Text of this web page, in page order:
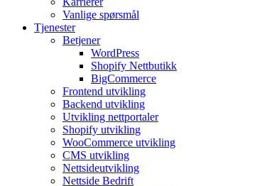
Vanlige spørsmål
Tjenester
Betjener
WordPress
Shopify Nettbutikk
BigCommerce
Frontend utvikling
Backend utvikling
Utvikling nettportaler
Shopify utvikling
WooCommerce utvikling
CMS utvikling
Nettsideutvikling
Nettside Bedrift